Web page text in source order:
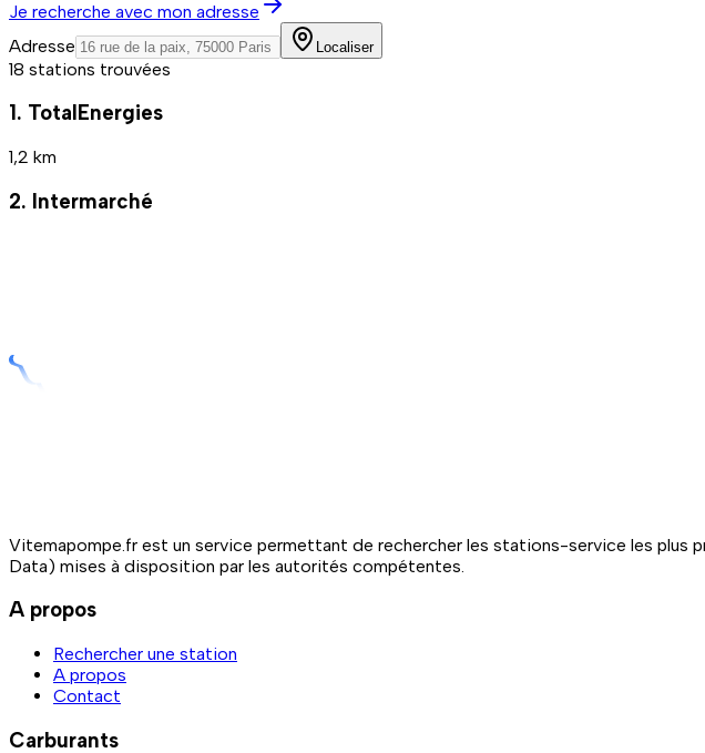
Je recherche avec mon adresse
Adresse
Localiser
18 stations trouvées
1. TotalEnergies
1,2 km
2. Intermarché
Vitemapompe.fr est un service permettant de rechercher les stations-service les plus
Data) mises à disposition par les autorités compétentes.
A propos
Rechercher une station
A propos
Contact
Carburants